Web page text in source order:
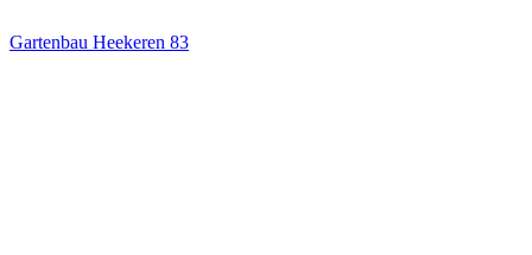
Gartenbau Heekeren 83